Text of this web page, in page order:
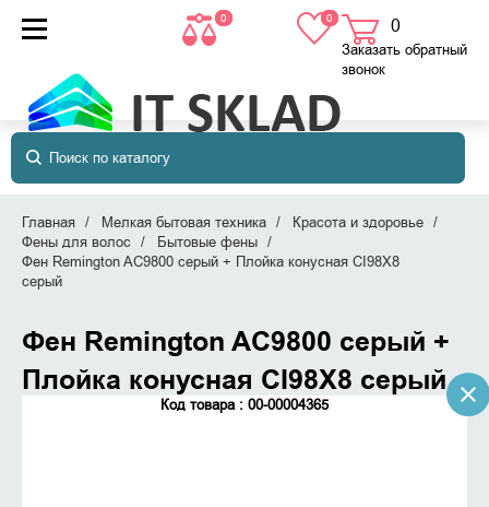
0 0 0
в корзине
Заказать обратный
звонок
Главная Мелкая бытовая техника
Красота и здоровье
Фены для волос
Бытовые фены
Фен Remington AC9800 серый + Плойка конусная CI98X8
серый
Фен Remington AC9800 серый +
Плойка конусная CI98X8 серый
Код товара : 00-00004365